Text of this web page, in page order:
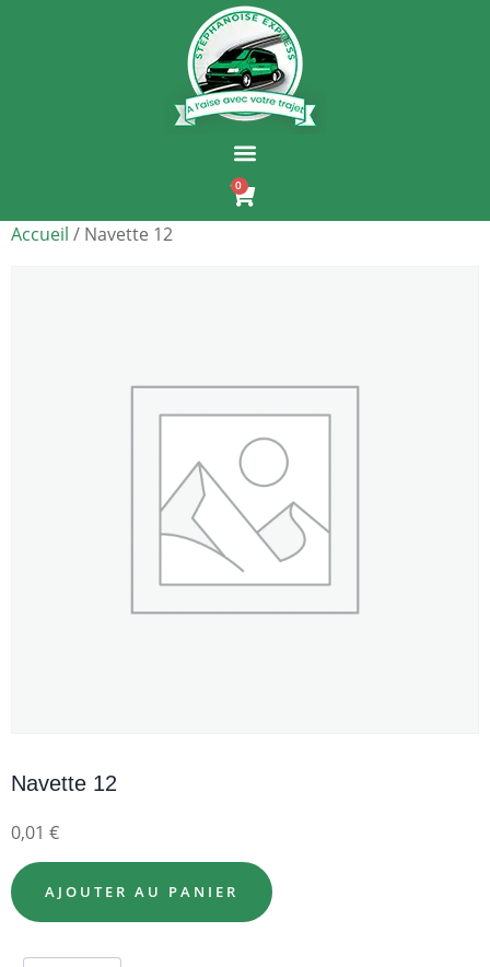
0
Accueil / Navette 12
Navette 12
0,01 €
AJOUTER AU PANIER